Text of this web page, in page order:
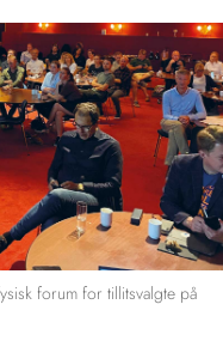
forum for tillitsvalgte på